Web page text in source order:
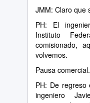
JMM: Claro que
PH: El
Instituto
comisionado,
volvemos.
Pausa comercial.
PH: De
ingeniero